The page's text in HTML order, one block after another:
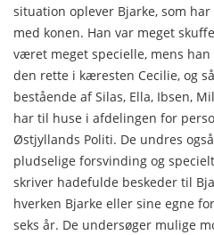
situation oplever Bjarke, som
med konen. Han var meget
været meget specielle, mens
den rette i kæresten Cecilie, og
bestående af Silas, Ella, Ibsen,
har til huse i afdelingen for
Østjyllands Politi. De undres
pludselige forsvinding og
skriver hadefulde beskeder til
hverken Bjarke eller sine egne
seks år. De undersøger mulige